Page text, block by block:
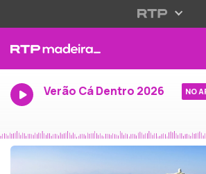
Verão Cá Dentro 2026 NO